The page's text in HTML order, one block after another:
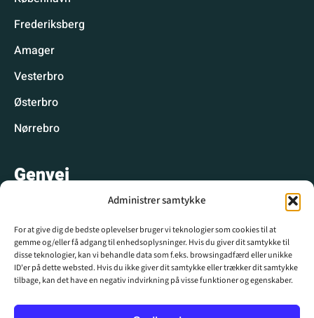
Administrer samtykke
For at give dig de bedste oplevelser bruger vi teknologier som cookies til at
gemme og/eller få adgang til enhedsoplysninger. Hvis du giver dit samtykke til
disse teknologier, kan vi behandle data som f.eks. browsingadfærd eller unikke
ID'er på dette websted. Hvis du ikke giver dit samtykke eller trækker dit samtykke
tilbage, kan det have en negativ indvirkning på visse funktioner og egenskaber.
Frederiksberg
Amager
Vesterbro
Østerbro
Nørrebro
Genvej
Hyggelige spisesteder
Hyggelige aktiviteter
CPH WIKI
Krydsord
Nyhedsbrev